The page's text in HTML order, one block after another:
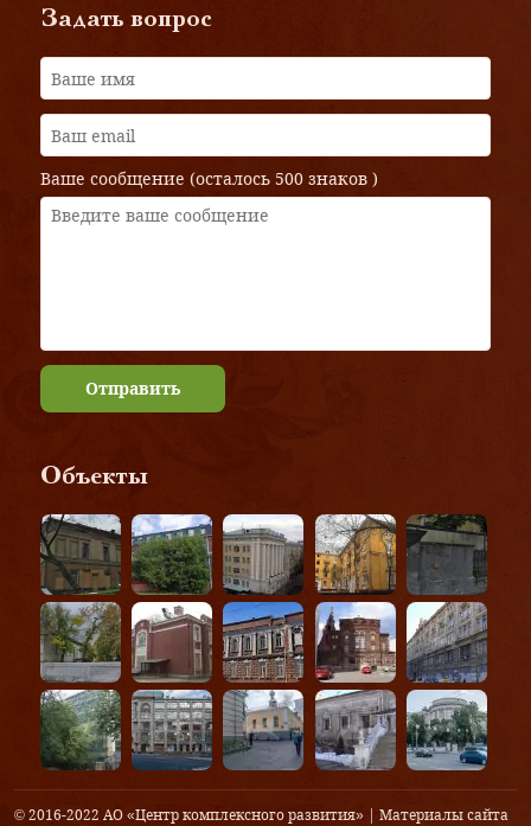
Задать вопрос
Ваше сообщение (осталось 500 знаков )
Отправить
Объекты
© 2016-2022 АО «Центр комплексного развития» | Материалы сайта